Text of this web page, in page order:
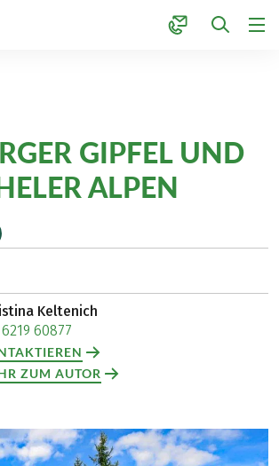
GIPFEL UND
ALPEN
Keltenich
6219 60877
ZUM AUTOR